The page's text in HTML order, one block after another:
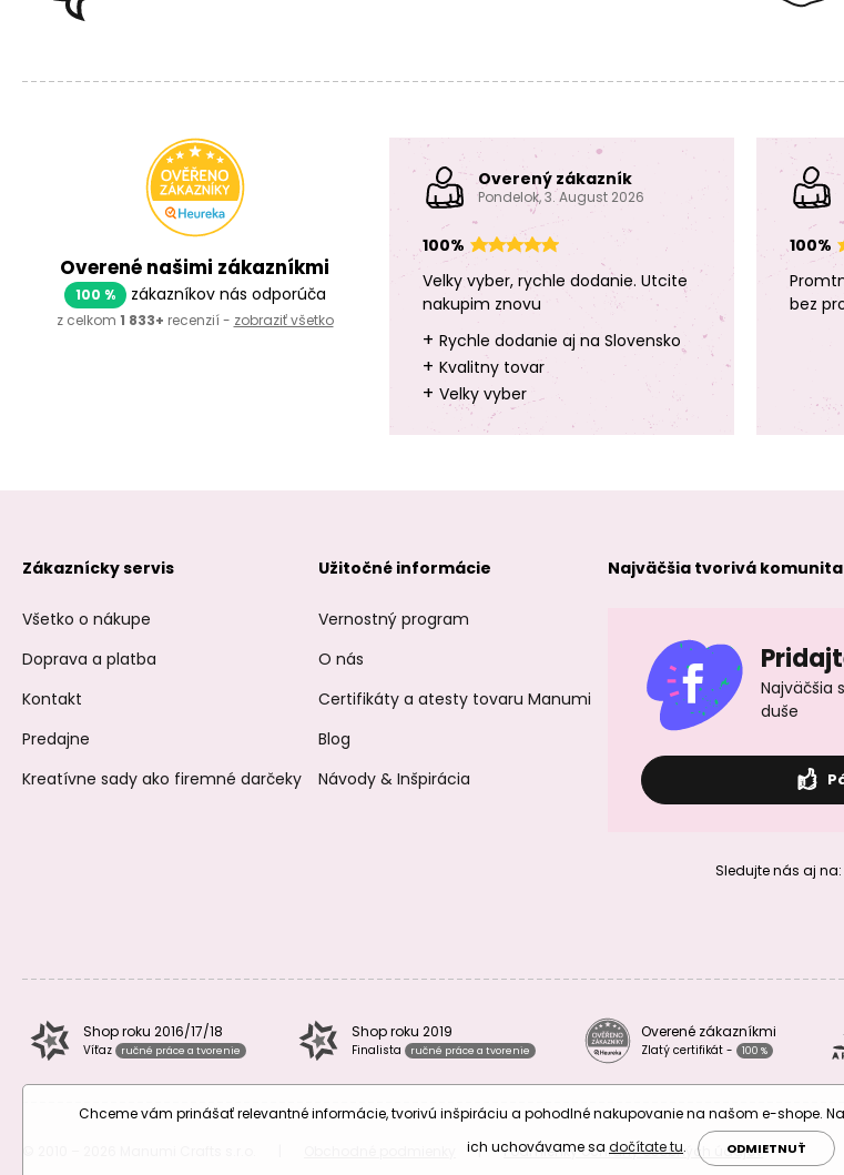
Overené našimi zákazníkmi
100 % zákazníkov nás odporúča
z celkom 1 833+ recenzií - zobraziť všetko
Overený zákazník
Pondelok, 3. August 2026
100%
Velky vyber, rychle dodanie. Utcite
nakupim znovu
+ Rychle dodanie aj na Slovensko
+ Kvalitny tovar
+ Velky vyber
100%
bez
Zákaznícky servis
Všetko o nákupe
Doprava a platba
Kontakt
Predajne
Kreatívne sady ako firemné darčeky
Užitočné informácie
Vernostný program
O nás
Certifikáty a atesty tovaru Manumi
Blog
Návody & Inšpirácia
Najväčšia tvorivá komunita
Najväčšia
duše
Sledujte nás aj na:
Shop roku 2016/17/18
Víťaz ručné práce a tvorenie
Shop roku 2019
Finalista ručné práce a tvorenie
Overené zákazníkmi
Zlatý certifikát - 100 %
| Podmienky ochrany osobných údajov
Chceme vám prinášať relevantné informácie, tvorivú inšpiráciu a pohodlné nakupovanie na našom e-shope.
ich uchovávame sa dočítate tu. ODMIETNUŤ